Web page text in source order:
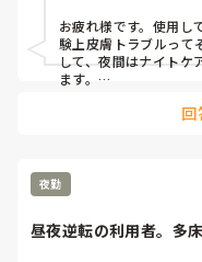
お疲れ様です。使用し
験上皮膚トラブルって
して、夜間はナイトケ
ます。
回
夜勤
昼夜逆転の利用者。多